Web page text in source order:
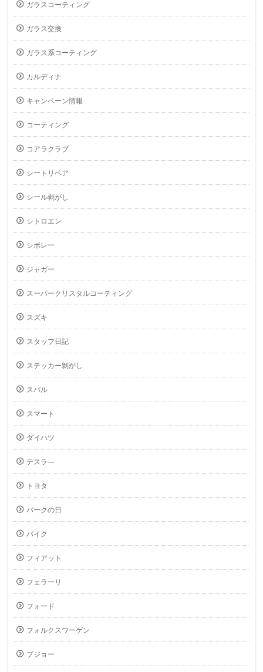
ガラスコーティング
ガラス交換
ガラス系コーティング
カルディナ
キャンペーン情報
コーティング
コアラクラブ
シートリペア
シール剥がし
シトロエン
シボレー
ジャガー
スーパークリスタルコーティング
スズキ
スタッフ日記
ステッカー剝がし
スバル
スマート
ダイハツ
テスラ―
トヨタ
パークの日
バイク
フィアット
フェラーリ
フォード
フォルクスワーゲン
プジョー